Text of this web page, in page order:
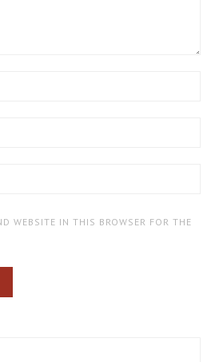
WEBSITE IN THIS BROWSER FOR THE